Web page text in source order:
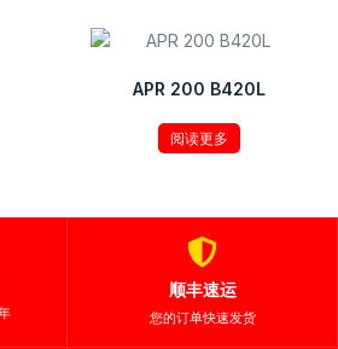
APR 200 B420L
阅读更多
顺丰速运
您的订单快速发货